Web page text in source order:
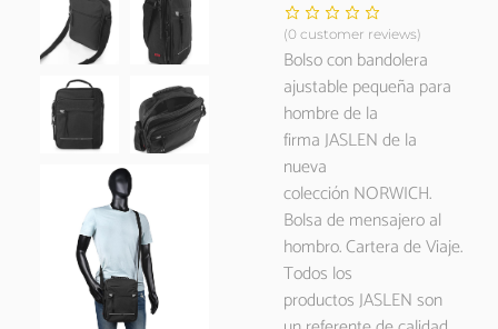
(0 customer reviews)
Bolso con bandolera
ajustable pequeña para
hombre de la
firma JASLEN de la
nueva
colección NORWICH.
Bolsa de mensajero al
hombro. Cartera de Viaje.
Todos los
productos JASLEN son